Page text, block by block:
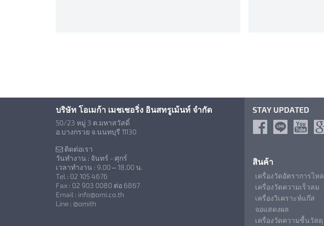
บริษัท โอเมก้า เมชเชอริ่ง อินสทรูเม้นท์ จำกัด
50/23 หมู่ 3 ต.มหาสวัสดิ์
อ.บางกรวย จ.นนทบุรี 11130
ติดต่อเรา
วันทำงาน : จันทร์ - ศุกร์
เวลาทำงาน : 9.00 – 18.00 น.
Tel : 02 105 4676
Fax : 02 903 0080 ต่อ 6867
Email : info@omi.co.th
Line : @omith
STAY UPDATED
สินค้า
เครื่องวัดอัตราการไหล
เครื่องวัดความเร็วลม
เครื่องวิเคราะห์แก๊ส
จอแสดงผล
เครื่องวัดความชื้นวัสดุ